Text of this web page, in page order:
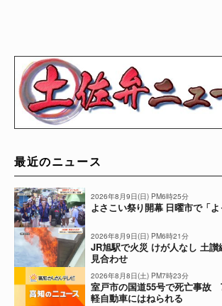
最近のニュース
2026年8月9日(日) PM6時25分
よさこい祭り開幕 日曜市で「よ
2026年8月9日(日) PM6時21分
JR旭駅で火災 けが人なし 土讃
見合わせ
2026年8月8日(土) PM7時23分
室戸市の国道55号で死亡事故
軽自動車にはねられる